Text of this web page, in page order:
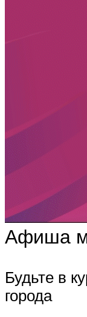
Афиша
Будьте в
города